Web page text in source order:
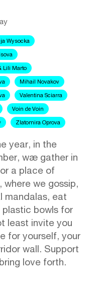
Wysocka
Lili Marto
Mihail Novakov
Valentina Sciarra
Voin de Voin
Zlatomira Oprova
year, in the
wæ gather in
a place of
where we gossip,
mandalas, eat
plastic bowls for
least invite you
for yourself, your
wall. Support
love forth.